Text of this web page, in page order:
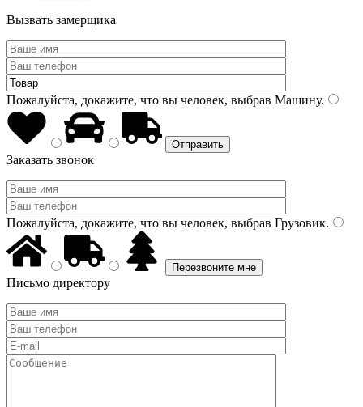
Вызвать замерщика
Пожалуйста, докажите, что вы человек, выбрав Машину.
Заказать звонок
Пожалуйста, докажите, что вы человек, выбрав Грузовик.
Письмо директору